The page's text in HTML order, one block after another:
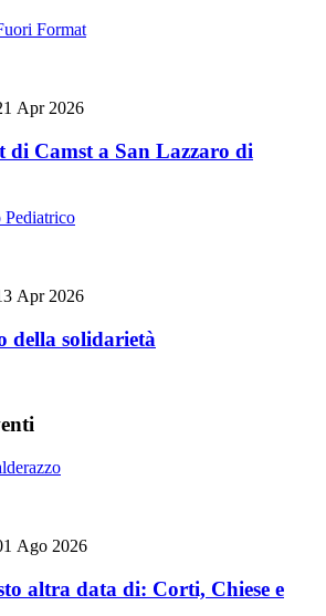
Apr 2026
di Camst a San Lazzaro di
Apr 2026
della solidarietà
Ago 2026
altra data di: Corti, Chiese e